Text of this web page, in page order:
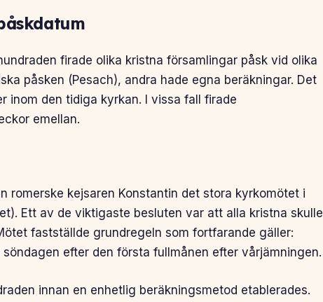
firade olika kristna församlingar påsk vid olika
påsken (Pesach), andra hade egna beräkningar. Det
inom den tidiga kyrkan. I vissa fall firade
emellan.
romerske kejsaren Konstantin det stora kyrkomötet i
Ett av de viktigaste besluten var att alla kristna skulle
fastställde grundregeln som fortfarande gäller:
efter den första fullmånen efter vårjämningen.
innan en enhetlig beräkningsmetod etablerades.